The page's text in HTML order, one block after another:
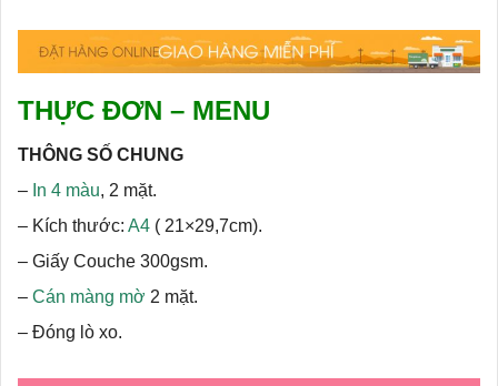
THỰC ĐƠN – MENU
THÔNG SỐ CHUNG
– In 4 màu, 2 mặt.
– Kích thước: A4 ( 21×29,7cm).
– Giấy Couche 300gsm.
– Cán màng mờ 2 mặt.
– Đóng lò xo.